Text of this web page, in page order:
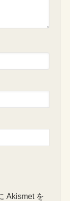
Akismet を